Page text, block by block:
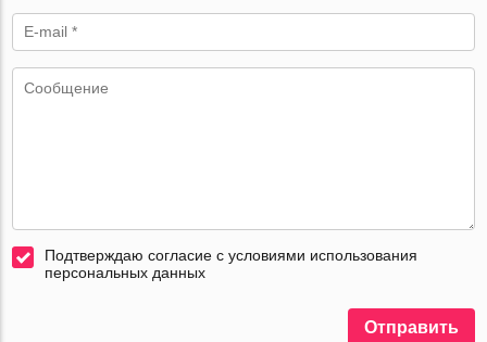
Подтверждаю согласие с условиями использования
персональных данных
Отправить